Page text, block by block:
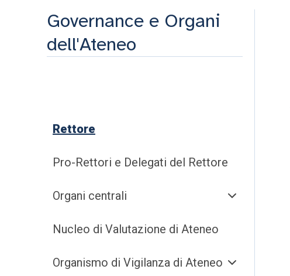
Governance e Organi
dell'Ateneo
Rettore
Pro-Rettori e Delegati del Rettore
Organi centrali
Nucleo di Valutazione di Ateneo
Organismo di Vigilanza di Ateneo